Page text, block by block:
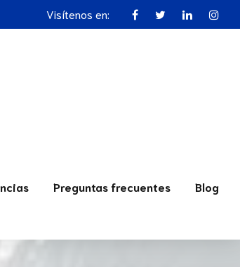
Visítenos en:
Preguntas frecuentes Blog